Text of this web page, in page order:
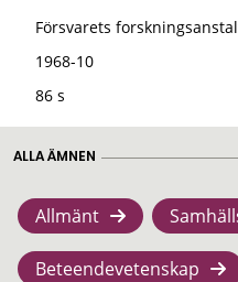
Försvarets
1968-10
86 s
ALLA ÄMNEN
Allmänt
Beteendevetenskap